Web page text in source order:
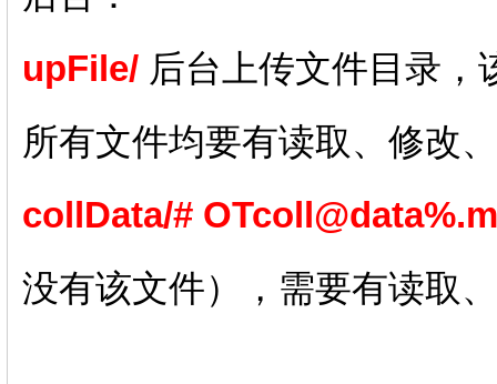
upFile/后台上传文件目录，
所有文件均要有读取、修改
collData/#
没有该文件），需要有读取